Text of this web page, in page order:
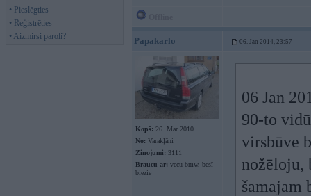
• Pieslēgties
• Reģistrēties
• Aizmirsi paroli?
Papakarlo 06. Jan 2014, 23:57
Kopš: 26. Mar 2010
No: Varakļāni
Ziņojumi: 3111
Braucu ar: vecu bmw, besī
biezie
06 Jan
90-to
virsbūve
nožēloju,
šamajam